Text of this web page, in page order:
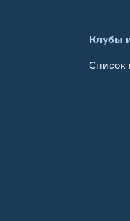
Клубы
Список